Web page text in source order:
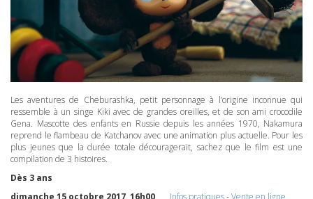
Les aventures de Cheburashka, petit personnage à l’origine inconnue qui
ressemble à un singe Kiki avec de grandes oreilles, et de son ami crocodile
Gena. Mascotte des enfants en Russie depuis les années 1970, Nakamura
reprend le flambeau de Katchanov avec une animation plus actuelle. Pour les
plus jeunes que la durée totale découragerait, sachez que le film est une
compilation de 3 histoires.
Dès 3 ans
dimanche 15 octobre 2017, 16h00
Infos pratiques-Vente en ligne